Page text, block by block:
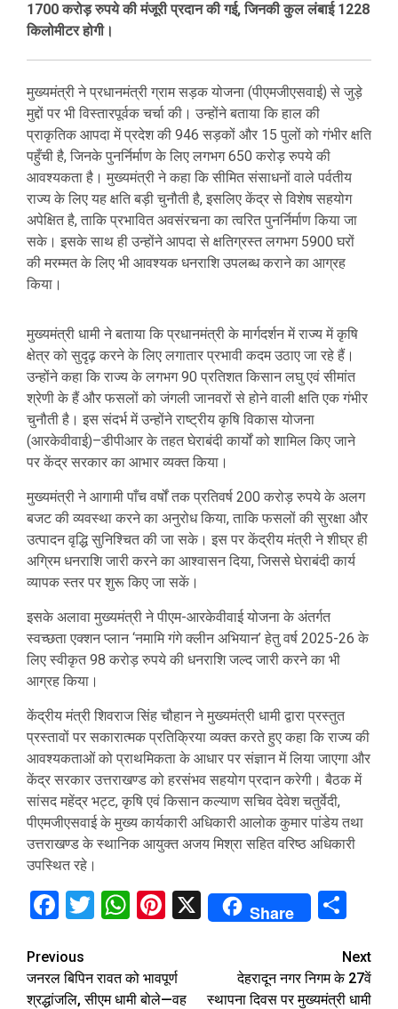
1700 करोड़ रुपये की मंजूरी प्रदान की गई, जिनकी कुल लंबाई 1228
किलोमीटर होगी।
मुख्यमंत्री ने प्रधानमंत्री ग्राम सड़क योजना (पीएमजीएसवाई) से जुड़े
मुद्दों पर भी विस्तारपूर्वक चर्चा की। उन्होंने बताया कि हाल की
प्राकृतिक आपदा में प्रदेश की 946 सड़कों और 15 पुलों को गंभीर क्षति
पहुँची है, जिनके पुनर्निर्माण के लिए लगभग 650 करोड़ रुपये की
आवश्यकता है। मुख्यमंत्री ने कहा कि सीमित संसाधनों वाले पर्वतीय
राज्य के लिए यह क्षति बड़ी चुनौती है, इसलिए केंद्र से विशेष सहयोग
अपेक्षित है, ताकि प्रभावित अवसंरचना का त्वरित पुनर्निर्माण किया जा
सके। इसके साथ ही उन्होंने आपदा से क्षतिग्रस्त लगभग 5900 घरों
की मरम्मत के लिए भी आवश्यक धनराशि उपलब्ध कराने का आग्रह
किया।
मुख्यमंत्री धामी ने बताया कि प्रधानमंत्री के मार्गदर्शन में राज्य में कृषि
क्षेत्र को सुदृढ़ करने के लिए लगातार प्रभावी कदम उठाए जा रहे हैं।
उन्होंने कहा कि राज्य के लगभग 90 प्रतिशत किसान लघु एवं सीमांत
श्रेणी के हैं और फसलों को जंगली जानवरों से होने वाली क्षति एक गंभीर
चुनौती है। इस संदर्भ में उन्होंने राष्ट्रीय कृषि विकास योजना
(आरकेवीवाई)–डीपीआर के तहत घेराबंदी कार्यों को शामिल किए जाने
पर केंद्र सरकार का आभार व्यक्त किया।
मुख्यमंत्री ने आगामी पाँच वर्षों तक प्रतिवर्ष 200 करोड़ रुपये के अलग
बजट की व्यवस्था करने का अनुरोध किया, ताकि फसलों की सुरक्षा और
उत्पादन वृद्धि सुनिश्चित की जा सके। इस पर केंद्रीय मंत्री ने शीघ्र ही
अग्रिम धनराशि जारी करने का आश्वासन दिया, जिससे घेराबंदी कार्य
व्यापक स्तर पर शुरू किए जा सकें।
इसके अलावा मुख्यमंत्री ने पीएम-आरकेवीवाई योजना के अंतर्गत
स्वच्छता एक्शन प्लान ‘नमामि गंगे क्लीन अभियान’ हेतु वर्ष 2025-26 के
लिए स्वीकृत 98 करोड़ रुपये की धनराशि जल्द जारी करने का भी
आग्रह किया।
केंद्रीय मंत्री शिवराज सिंह चौहान ने मुख्यमंत्री धामी द्वारा प्रस्तुत
प्रस्तावों पर सकारात्मक प्रतिक्रिया व्यक्त करते हुए कहा कि राज्य की
आवश्यकताओं को प्राथमिकता के आधार पर संज्ञान में लिया जाएगा और
केंद्र सरकार उत्तराखण्ड को हरसंभव सहयोग प्रदान करेगी। बैठक में
सांसद महेंद्र भट्ट, कृषि एवं किसान कल्याण सचिव देवेश चतुर्वेदी,
पीएमजीएसवाई के मुख्य कार्यकारी अधिकारी आलोक कुमार पांडेय तथा
उत्तराखण्ड के स्थानिक आयुक्त अजय मिश्रा सहित वरिष्ठ अधिकारी
उपस्थित रहे।
Facebook
Twitter
WhatsApp
Pinterest
X Share
Continue
Reading
Previous
जनरल बिपिन रावत को भावपूर्ण
श्रद्धांजलि, सीएम धामी बोले—वह
Next
देहरादून नगर निगम के 27वें
स्थापना दिवस पर मुख्यमंत्री धामी